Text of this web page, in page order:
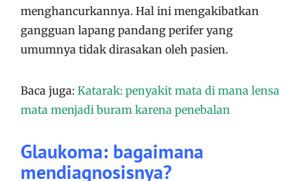
menghancurkannya. Hal ini mengakibatkan
gangguan lapang pandang perifer yang
umumnya tidak dirasakan oleh pasien.
Baca juga: Katarak: penyakit mata di mana lensa
mata menjadi buram karena penebalan
Glaukoma: bagaimana
mendiagnosisnya?